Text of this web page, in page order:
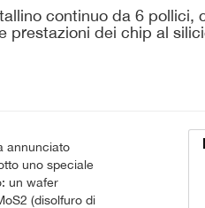
continuo da 6 pollici,
dei chip al
annunciato
uno speciale
un wafer
(disolfuro di